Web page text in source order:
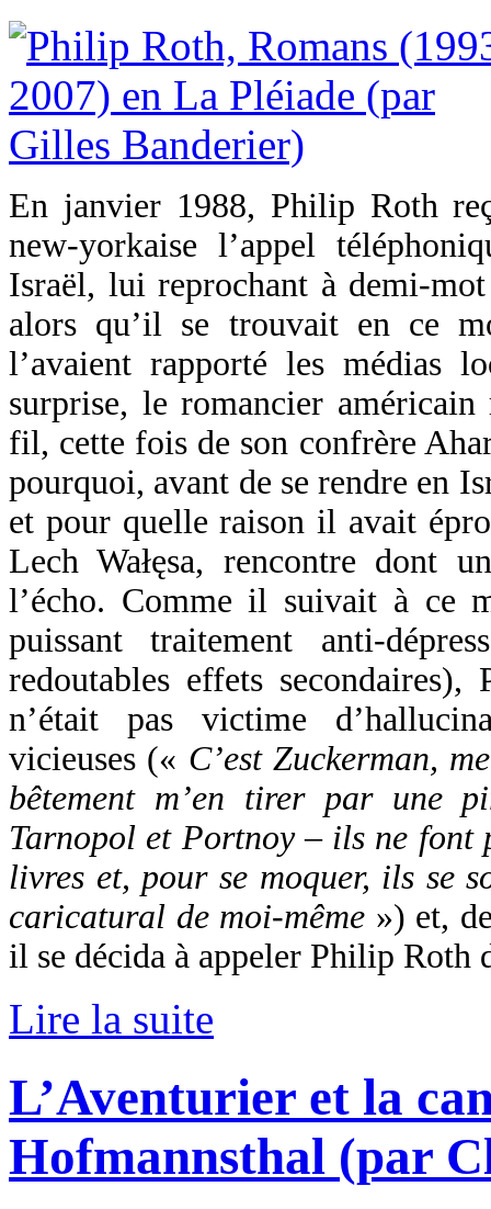
En janvier 1988, Philip Roth
new-yorkaise l’appel
Israël, lui reprochant à demi-
alors qu’il se trouvait en ce
l’avaient rapporté les médias
surprise, le romancier
fil, cette fois de son confrère
pourquoi, avant de se rendre en
et pour quelle raison il avait
Lech Wałęsa, rencontre dont
l’écho. Comme il suivait à ce
puissant traitement anti-
redoutables effets
n’était pas victime
vicieuses (« C’est Zuckerman,
bêtement m’en tirer par une
Tarnopol et Portnoy – ils ne font
livres et, pour se moquer, ils se
caricatural de moi-même ») et,
il se décida à appeler Philip Roth
Lire la suite
L’Aventurier et la
Hofmannsthal (par